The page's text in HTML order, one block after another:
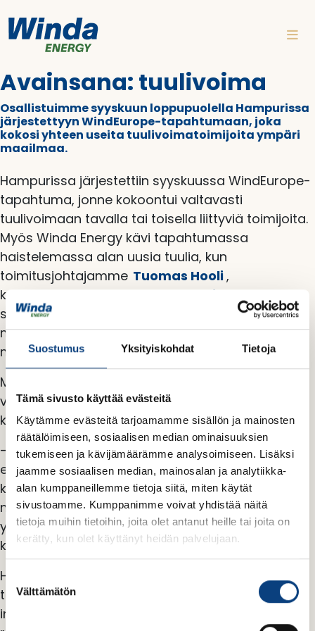
Suostumus Yksityiskohdat Tietoja
Tämä sivusto käyttää evästeitä
Käytämme evästeitä tarjoamamme sisällön ja mainosten
räätälöimiseen, sosiaalisen median ominaisuuksien
tukemiseen ja kävijämäärämme analysoimiseen. Lisäksi
jaamme sosiaalisen median, mainosalan ja analytiikka-
alan kumppaneillemme tietoja siitä, miten käytät
sivustoamme. Kumppanimme voivat yhdistää näitä
tietoja muihin tietoihin, joita olet antanut heille tai joita on
kerätty, kun olet käyttänyt heidän palvelujaan.
S
o
Välttämätön
Avainsana: tuulivoima
Osallistuimme syyskuun loppupuolella Hampurissa
järjestettyyn WindEurope-tapahtumaan, joka
kokosi yhteen useita tuulivoimatoimijoita ympäri
maailmaa.
Hampurissa järjestettiin syyskuussa WindEurope-
tapahtuma, jonne kokoontui valtavasti
tuulivoimaan tavalla tai toisella liittyviä toimijoita.
Myös Winda Energy kävi tapahtumassa
haistelemassa alan uusia tuulia, kun
toimitusjohtajamme Tuomas Hooli,
kehityspäällikkömmeAnette Danielssonsekä
sähkötekninen johtajamme
Marko Reinikainen
matkustivat paikan päälle nauttimaan
messutunnelmasta.
Messuilla pääsi tapaamaan tehokkaasti sekä
vanhoja yhteistyökumppaneita että uusia
kontakteja liittyen erilaisiin yhteistyötarpeisiin.
– Kaltaisellemme toimijalle WindEurope on
erinomainen tapahtuma, sillä se kokoaa yhteen
kattavasti eri osallistujia. Paikalla oli muun
muassa urakoitsijoita, mahdollisia sijoittajia ja
yhteistyökumppaneita sekä teknisempiä tahoja,
kuten turbiinivalmistajia, Danielsson kertoo.
Hoolin mukaan tuulivoima-ala ja siihen liittyvä
teknologia kehittyvät huimaa vauhtia. Uusia
innovaatioita keksitään jatkuvasti etenkin